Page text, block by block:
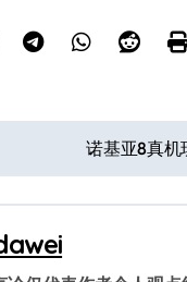
诺基亚8真机